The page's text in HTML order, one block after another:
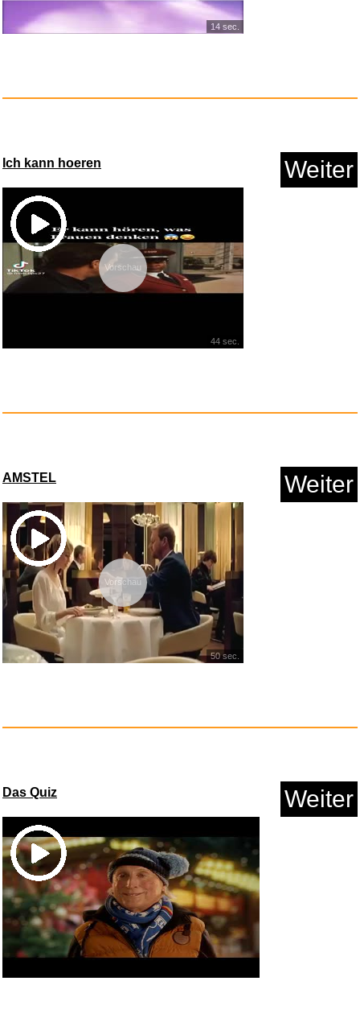
14 sec.
Ich kann hoeren Weiter
Vorschau
44 sec.
AMSTEL Weiter
Vorschau
50 sec.
Das Quiz Weiter